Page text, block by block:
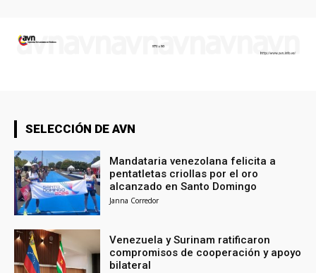
SELECCIÓN DE AVN
Mandataria venezolana felicita a
pentatletas criollas por el oro
alcanzado en Santo Domingo
Janna Corredor
Venezuela y Surinam ratificaron
compromisos de cooperación y apoyo
bilateral